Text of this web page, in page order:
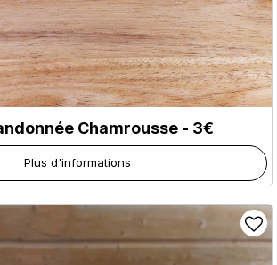
Chamrousse - 3€
Plus d'informations